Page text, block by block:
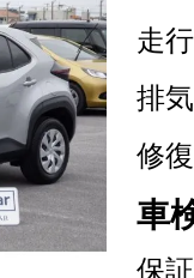
走
排
修
車
保証